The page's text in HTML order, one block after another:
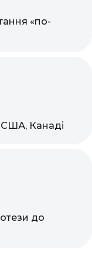
«по-
США, Канаді
до